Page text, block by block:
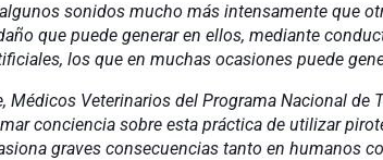
sonidos mucho más intensamente que
que puede generar en ellos, mediante
los que en muchas ocasiones puede
del Programa Nacional de
conciencia sobre esta práctica de utilizar
graves consecuencias tanto en humanos